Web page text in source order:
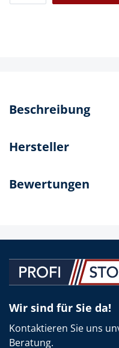
Beschreibung
Hersteller
Bewertungen
Wir sind für Sie da!
Kontaktieren Sie uns
Beratung.